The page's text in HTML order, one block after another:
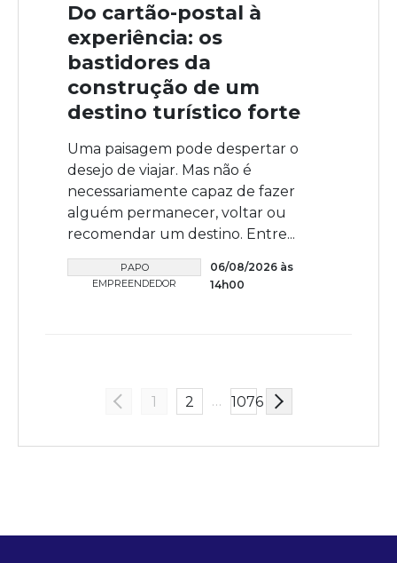
Do cartão-postal à
experiência: os
bastidores da
construção de um
destino turístico forte
Uma paisagem pode despertar o
desejo de viajar. Mas não é
necessariamente capaz de fazer
alguém permanecer, voltar ou
recomendar um destino. Entre...
PAPO
EMPREENDEDOR
06/08/2026 às
14h00
1 2 … 1076